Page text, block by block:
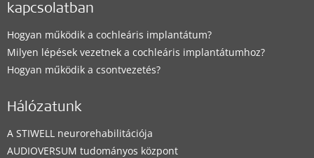
kapcsolatban
Hogyan működik a cochleáris implantátum?
Milyen lépések vezetnek a cochleáris implantátumhoz?
Hogyan működik a csontvezetés?
Hálózatunk
A STIWELL neurorehabilitációja
AUDIOVERSUM tudományos központ